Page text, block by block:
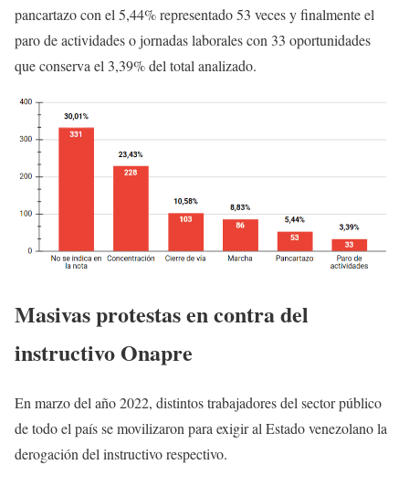
pancartazo con el 5,44% representado 53 veces y finalmente el
paro de actividades o jornadas laborales con 33 oportunidades
que conserva el 3,39% del total analizado.
Masivas protestas en contra del
instructivo Onapre
En marzo del año 2022, distintos trabajadores del sector público
de todo el país se movilizaron para exigir al Estado venezolano la
derogación del instructivo respectivo.